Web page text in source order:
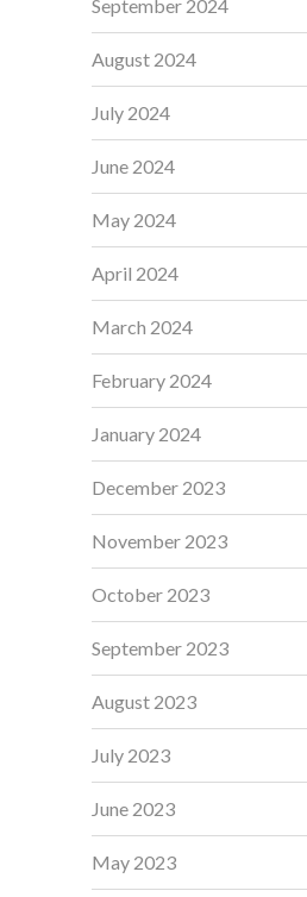
September 2024
August 2024
July 2024
June 2024
May 2024
April 2024
March 2024
February 2024
January 2024
December 2023
November 2023
October 2023
September 2023
August 2023
July 2023
June 2023
May 2023